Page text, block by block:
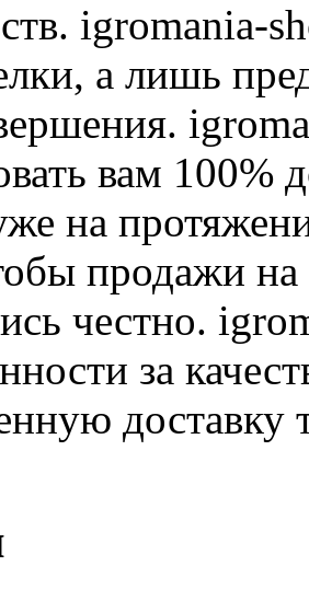
igromania-
а лишь
вам 100%
на
продажи
честно.
за
доставку